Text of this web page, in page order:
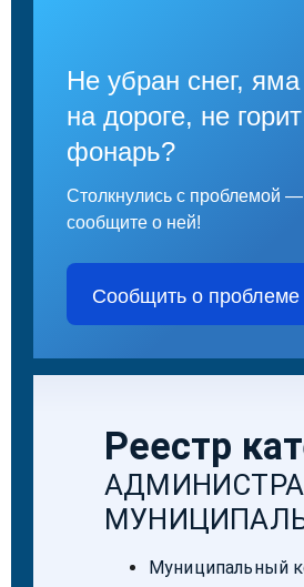
Не убран снег, яма
на дороге, не горит
фонарь?
Столкнулись с проблемой —
сообщите о ней!
Сообщить о проблеме